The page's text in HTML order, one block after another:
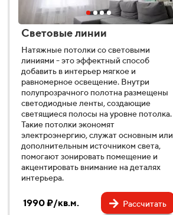
Световые линии
Натяжные потолки со световыми
линиями - это эффектный способ
добавить в интерьер мягкое и
равномерное освещение. Внутри
полупрозрачного полотна размещены
светодиодные ленты, создающие
светящиеся полосы на уровне потолка.
Такие потолки экономят
электроэнергию, служат основным или
дополнительным источником света,
помогают зонировать помещение и
акцентировать внимание на деталях
интерьера.
1990 ₽/кв.м. Рассчитать